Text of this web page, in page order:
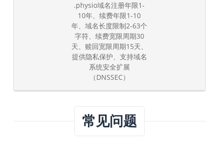
.physio域名注册年限1-
10年、续费年限1-10
年、域名长度限制2-63个
字符、续费宽限周期30
天、赎回宽限周期15天、
提供隐私保护、支持域名
系统安全扩展
（DNSSEC）
常见问题